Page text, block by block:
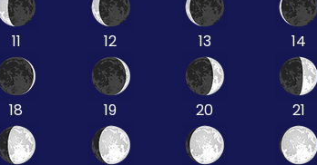
11 12 13 14
18 19 20 21